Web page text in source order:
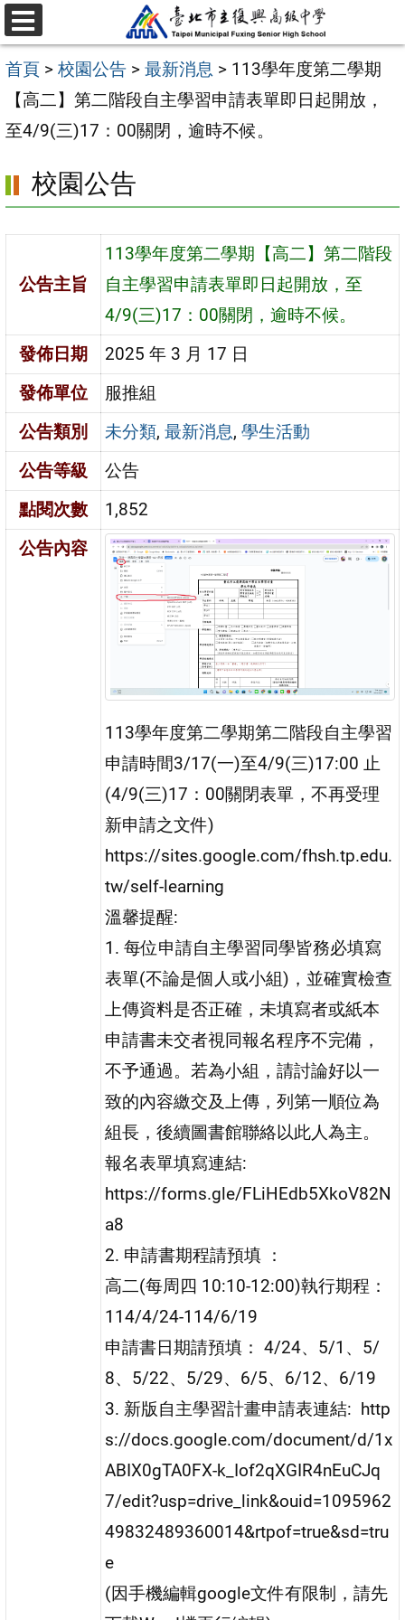
跳
至
主
要
內
區
選
單
首頁 > 校園公告 > 最新消息 > 113學年度第二學期
【高二】第二階段自主學習申請表單即日起開放，
至4/9(三)17：00關閉，逾時不候。
校園公告
公告主旨
113學年度第二學期【高二】第二階段
自主學習申請表單即日起開放，至
4/9(三)17：00關閉，逾時不候。
發佈日期
2025 年 3 月 17 日
發佈單位
服推組
公告類別
未分類,最新消息,學生活動
公告等級
公告
點閱次數
1,852
公告內容
113學年度第二學期第二階段自主學習
申請時間3/17(一)至4/9(三)17:00 止
(4/9(三)17：00關閉表單，不再受理
新申請之文件)
https://sites.google.com/fhsh.tp.edu.
tw/self-learning
溫馨提醒:
1. 每位申請自主學習同學皆務必填寫
表單(不論是個人或小組)，並確實檢查
上傳資料是否正確，未填寫者或紙本
申請書未交者視同報名程序不完備，
不予通過。若為小組，請討論好以一
致的內容繳交及上傳，列第一順位為
組長，後續圖書館聯絡以此人為主。
報名表單填寫連結:
https://forms.gle/FLiHEdb5XkoV82N
a8
2. 申請書期程請預填 ：
高二(每周四 10:10-12:00)執行期程：
114/4/24-114/6/19
申請書日期請預填： 4/24、5/1、5/
8、5/22、5/29、6/5、6/12、6/19
3. 新版自主學習計畫申請表連結: http
s://docs.google.com/document/d/1x
ABIX0gTA0FX-k_Iof2qXGIR4nEuCJq
7/edit?usp=drive_link&ouid=1095962
49832489360014&rtpof=true&sd=tru
e
(因手機編輯google文件有限制，請先